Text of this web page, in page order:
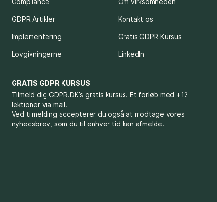
GDPR Artikler
Implementering
Lovgivningerne
Kontakt os
Gratis GDPR Kursus
LinkedIn
GRATIS GDPR KURSUS
Tilmeld dig GDPR.DK’s gratis kursus. Et forløb med +12
lektioner via mail.
Ved tilmelding accepterer du også at modtage vores
nyhedsbrev, som du til enhver tid kan afmelde.